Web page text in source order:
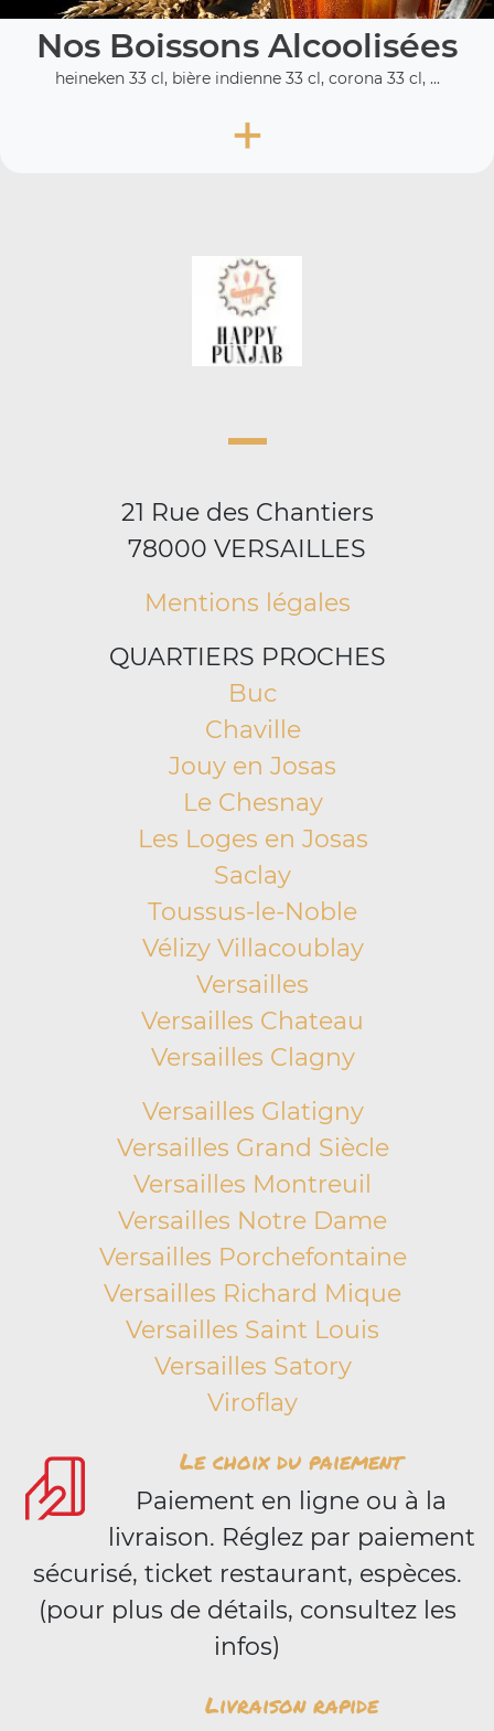
Nos Boissons Alcoolisées
heineken 33 cl, bière indienne 33 cl, corona 33 cl, ...
+
21 Rue des Chantiers
78000 VERSAILLES
Mentions légales
QUARTIERS PROCHES
Buc
Chaville
Jouy en Josas
Le Chesnay
Les Loges en Josas
Saclay
Toussus-le-Noble
Vélizy Villacoublay
Versailles
Versailles Chateau
Versailles Clagny
Versailles Glatigny
Versailles Grand Siècle
Versailles Montreuil
Versailles Notre Dame
Versailles Porchefontaine
Versailles Richard Mique
Versailles Saint Louis
Versailles Satory
Viroflay
Le choix du paiement
Paiement en ligne ou à la
livraison. Réglez par paiement
sécurisé, ticket restaurant, espèces.
(pour plus de détails, consultez les
infos)
Livraison rapide